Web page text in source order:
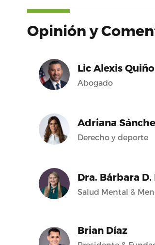
Opinión y
Lic Alexis
Abogado
Adriana
Derecho y deporte
Dra. Bárbara D.
Salud Mental &
Brian Díaz